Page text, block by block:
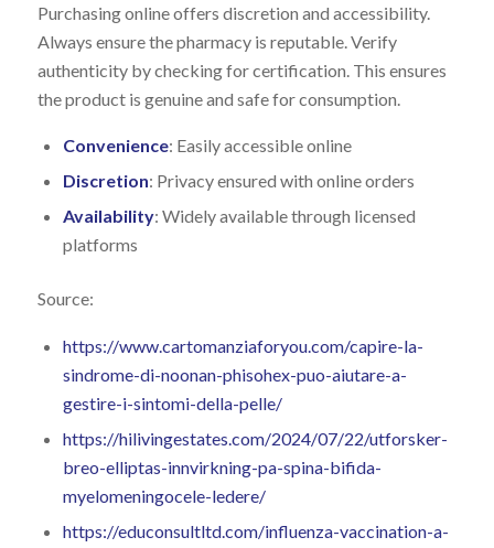
Purchasing online offers discretion and accessibility.
Always ensure the pharmacy is reputable. Verify
authenticity by checking for certification. This ensures
the product is genuine and safe for consumption.
Convenience: Easily accessible online
Discretion: Privacy ensured with online orders
Availability: Widely available through licensed
platforms
Source:
https://www.cartomanziaforyou.com/capire-la-
sindrome-di-noonan-phisohex-puo-aiutare-a-
gestire-i-sintomi-della-pelle/
https://hilivingestates.com/2024/07/22/utforsker-
breo-elliptas-innvirkning-pa-spina-bifida-
myelomeningocele-ledere/
https://educonsultltd.com/influenza-vaccination-a-